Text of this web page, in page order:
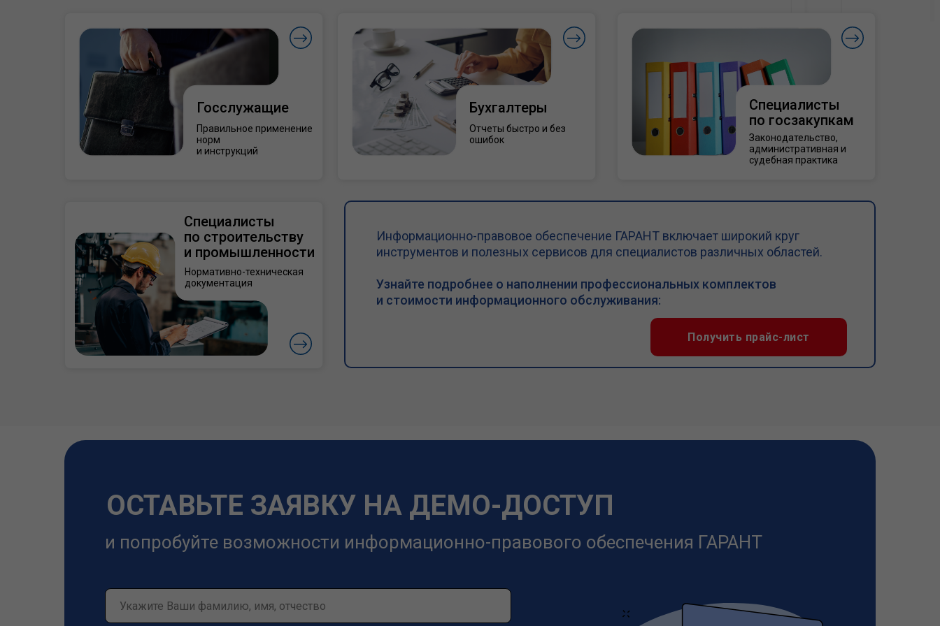
Госслужащие
Правильное применение
норм
и инструкций
Бухгалтеры
Отчеты быстро и без
ошибок
Специалисты
по госзакупкам
Законодательство,
административная и
судебная практика
Получить прайс-лист
Специалисты
по строительству
и промышленности
Нормативно-техническая
документация
Информационно-правовое обеспечение ГАРАНТ включает широкий круг
инструментов и полезных сервисов для специалистов различных областей.
Узнайте подробнее о наполнении профессиональных комплектов
и стоимости информационного обслуживания:
и попробуйте возможности информационно-правового обеспечения ГАРАНТ
ОСТАВЬТЕ ЗАЯВКУ НА ДЕМО-ДОСТУП